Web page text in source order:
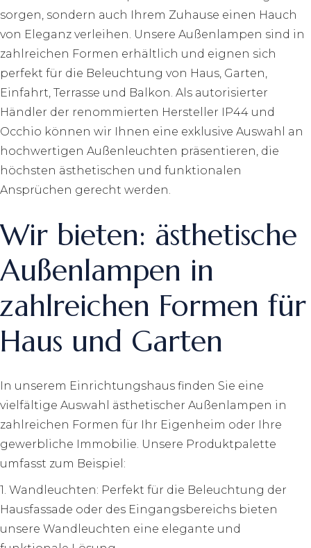
sorgen, sondern auch Ihrem Zuhause einen Hauch
von Eleganz verleihen. Unsere Außenlampen sind in
zahlreichen Formen erhältlich und eignen sich
perfekt für die Beleuchtung von Haus, Garten,
Einfahrt, Terrasse und Balkon. Als autorisierter
Händler der renommierten Hersteller IP44 und
Occhio können wir Ihnen eine exklusive Auswahl an
hochwertigen Außenleuchten präsentieren, die
höchsten ästhetischen und funktionalen
Ansprüchen gerecht werden.
Wir bieten: ästhetische
Außenlampen in
zahlreichen Formen für
Haus und Garten
In unserem Einrichtungshaus finden Sie eine
vielfältige Auswahl ästhetischer Außenlampen in
zahlreichen Formen für Ihr Eigenheim oder Ihre
gewerbliche Immobilie. Unsere Produktpalette
umfasst zum Beispiel:
1. Wandleuchten: Perfekt für die Beleuchtung der
Hausfassade oder des Eingangsbereichs bieten
unsere Wandleuchten eine elegante und